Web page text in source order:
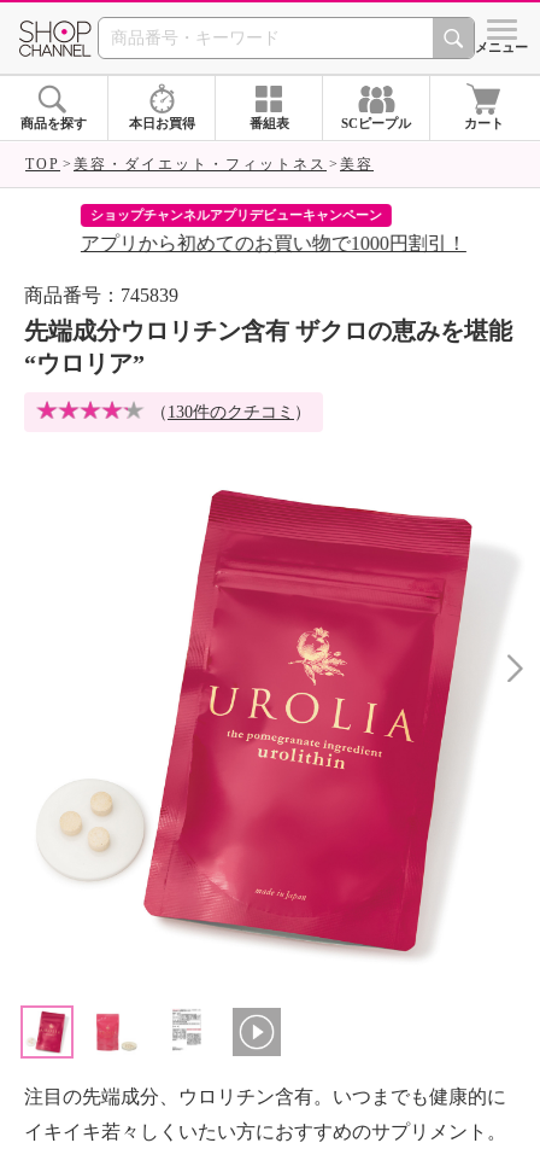
SHOP CHANNEL シメニュー
商品を探す 本日お買得 番組表 SCピープル カート
TOP 美容・ダイエット・フィットネス 美容
ショップチャンネルアプリデビューキャンペーン
アプリから初めてのお買い物で1000円割引！
商品番号：745839
先端成分ウロリチン含有 ザクロの恵みを堪能
“ウロリア”
（ 130件のクチコミ ）
注目の先端成分、ウロリチン含有。いつまでも健康的に
イキイキ若々しくいたい方におすすめのサプリメント。